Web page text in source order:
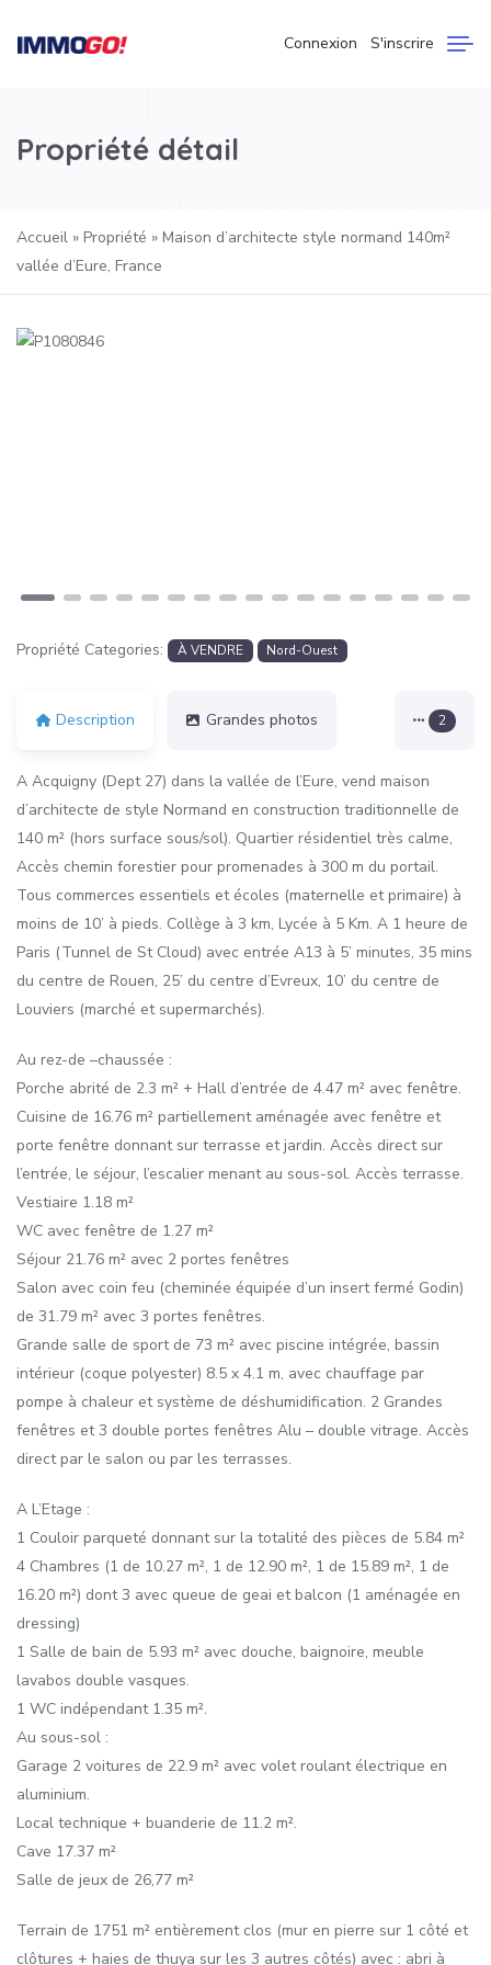
Connexion S'inscrire
Propriété détail
Accueil » Propriété » Maison d’architecte style normand 140m²
vallée d’Eure, France
Propriété Categories: À VENDRE Nord-Ouest
Description Grandes photos 2
A Acquigny (Dept 27) dans la vallée de l’Eure, vend maison
d’architecte de style Normand en construction traditionnelle de
140 m² (hors surface sous/sol). Quartier résidentiel très calme,
Accès chemin forestier pour promenades à 300 m du portail.
Tous commerces essentiels et écoles (maternelle et primaire) à
moins de 10’ à pieds. Collège à 3 km, Lycée à 5 Km. A 1 heure de
Paris (Tunnel de St Cloud) avec entrée A13 à 5’ minutes, 35 mins
du centre de Rouen, 25’ du centre d’Evreux, 10’ du centre de
Louviers (marché et supermarchés).
Au rez-de –chaussée :
Porche abrité de 2.3 m² + Hall d’entrée de 4.47 m² avec fenêtre.
Cuisine de 16.76 m² partiellement aménagée avec fenêtre et
porte fenêtre donnant sur terrasse et jardin. Accès direct sur
l’entrée, le séjour, l’escalier menant au sous-sol. Accès terrasse.
Vestiaire 1.18 m²
WC avec fenêtre de 1.27 m²
Séjour 21.76 m² avec 2 portes fenêtres
Salon avec coin feu (cheminée équipée d’un insert fermé Godin)
de 31.79 m² avec 3 portes fenêtres.
Grande salle de sport de 73 m² avec piscine intégrée, bassin
intérieur (coque polyester) 8.5 x 4.1 m, avec chauffage par
pompe à chaleur et système de déshumidification. 2 Grandes
fenêtres et 3 double portes fenêtres Alu – double vitrage. Accès
direct par le salon ou par les terrasses.
A L’Etage :
1 Couloir parqueté donnant sur la totalité des pièces de 5.84 m²
4 Chambres (1 de 10.27 m², 1 de 12.90 m², 1 de 15.89 m², 1 de
16.20 m²) dont 3 avec queue de geai et balcon (1 aménagée en
dressing)
1 Salle de bain de 5.93 m² avec douche, baignoire, meuble
lavabos double vasques.
1 WC indépendant 1.35 m².
Au sous-sol :
Garage 2 voitures de 22.9 m² avec volet roulant électrique en
aluminium.
Local technique + buanderie de 11.2 m².
Cave 17.37 m²
Salle de jeux de 26,77 m²
Terrain de 1751 m² entièrement clos (mur en pierre sur 1 côté et
clôtures + haies de thuya sur les 3 autres côtés) avec : abri à